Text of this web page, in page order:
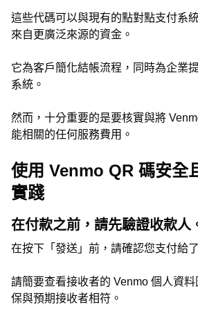
這些代碼可以與現有的點對點支付系
來自更廣泛來源的資金。
它為客戶簡化結帳流程，同時為企業
系統。
然而，十分重要的是要核實與將
能相關的任何服務費用。
使用 Venmo QR 碼安全
實踐
在付款之前，請先驗證收款人
在按下「發送」前，請確認您支付給
請簡要查看接收者的 Venmo 個人資
保與預期接收者相符。